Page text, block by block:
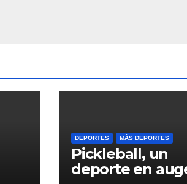
DEPORTES MÁS DEPORTES
Pickleball, un
deporte en